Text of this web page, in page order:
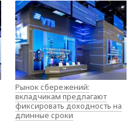
Рынок сбережений:
вкладчикам предлагают
фиксировать доходность на
длинные сроки